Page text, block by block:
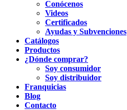
Conócenos
Videos
Certificados
Ayudas y Subvenciones
Catálogos
Productos
¿Dónde comprar?
Soy consumidor
Soy distribuidor
Franquicias
Blog
Contacto